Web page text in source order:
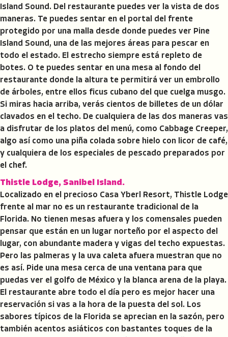
Island Sound. Del restaurante puedes ver la vista de dos
maneras. Te puedes sentar en el portal del frente
protegido por una malla desde donde puedes ver Pine
Island Sound, una de las mejores áreas para pescar en
todo el estado. El estrecho siempre está repleto de
botes. O te puedes sentar en una mesa al fondo del
restaurante donde la altura te permitirá ver un embrollo
de árboles, entre ellos ficus cubano del que cuelga musgo.
Si miras hacia arriba, verás cientos de billetes de un dólar
clavados en el techo. De cualquiera de las dos maneras vas
a disfrutar de los platos del menú, como Cabbage Creeper,
algo así como una piña colada sobre hielo con licor de café,
y cualquiera de los especiales de pescado preparados por
el chef.
Thistle Lodge, Sanibel Island.
Localizado en el precioso Casa Yberl Resort, Thistle Lodge
frente al mar no es un restaurante tradicional de la
Florida. No tienen mesas afuera y los comensales pueden
pensar que están en un lugar norteño por el aspecto del
lugar, con abundante madera y vigas del techo expuestas.
Pero las palmeras y la uva caleta afuera muestran que no
es así. Pide una mesa cerca de una ventana para que
puedas ver el golfo de México y la blanca arena de la playa.
El restaurante abre todo el día pero es mejor hacer una
reservación si vas a la hora de la puesta del sol. Los
sabores típicos de la Florida se aprecian en la sazón, pero
también acentos asiáticos con bastantes toques de la